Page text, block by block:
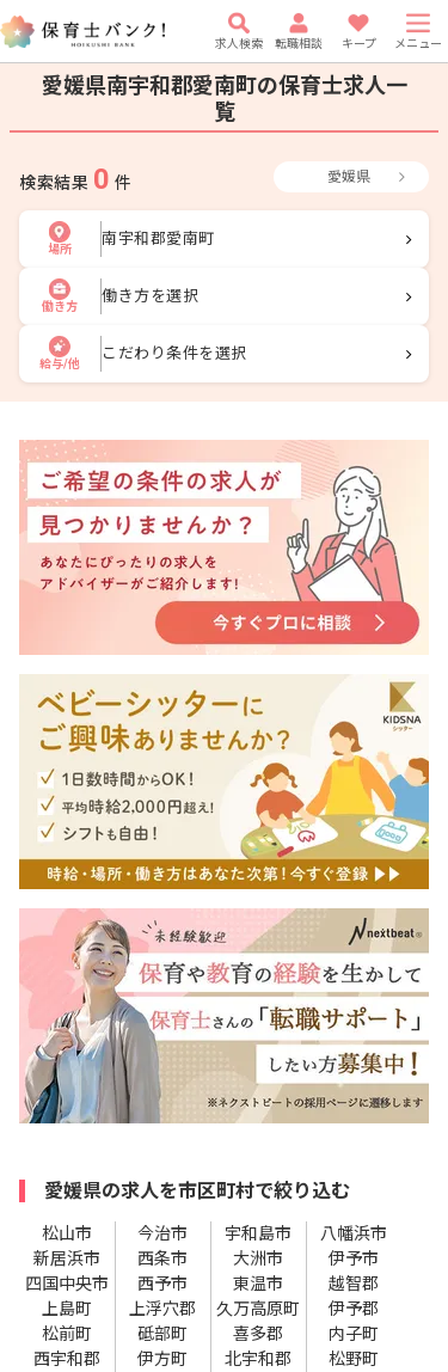
求人検索 転職相談 キープ メニュー
愛媛県南宇和郡愛南町の保育士求人一
覧
検索結果 0 件 愛媛県
場所
南宇和郡愛南町
働き方
働き方を選択
給与/他
こだわり条件を選択
愛媛県の求人を市区町村で絞り込む
松山市 今治市 宇和島市
八幡浜市
新居浜市
西条市 大洲市
伊予市
四国中央市
西予市 東温市
越智郡
上島町
上浮穴郡 久万高原町
伊予郡
松前町
砥部町 喜多郡
内子町
西宇和郡
伊方町 北宇和郡
松野町